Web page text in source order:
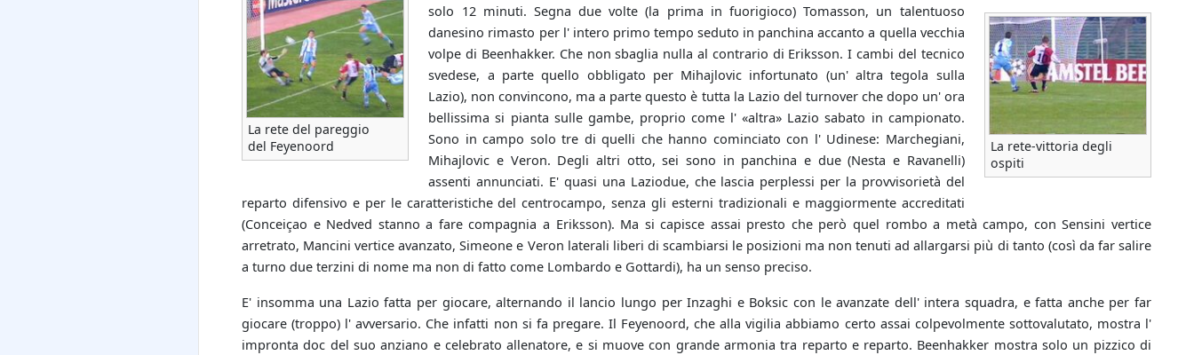
La rete del pareggio
del Feyenoord
La rete-vittoria degli
ospiti
solo 12 minuti. Segna due volte (la prima in fuorigioco) Tomasson, un talentuoso
danesino rimasto per l' intero primo tempo seduto in panchina accanto a quella vecchia
volpe di Beenhakker. Che non sbaglia nulla al contrario di Eriksson. I cambi del tecnico
svedese, a parte quello obbligato per Mihajlovic infortunato (un' altra tegola sulla
Lazio), non convincono, ma a parte questo è tutta la Lazio del turnover che dopo un' ora
bellissima si pianta sulle gambe, proprio come l' «altra» Lazio sabato in campionato.
Sono in campo solo tre di quelli che hanno cominciato con l' Udinese: Marchegiani,
Mihajlovic e Veron. Degli altri otto, sei sono in panchina e due (Nesta e Ravanelli)
assenti annunciati. E' quasi una Laziodue, che lascia perplessi per la provvisorietà del
reparto difensivo e per le caratteristiche del centrocampo, senza gli esterni tradizionali e maggiormente accreditati
(Conceiçao e Nedved stanno a fare compagnia a Eriksson). Ma si capisce assai presto che però quel rombo a metà campo, con Sensini vertice
arretrato, Mancini vertice avanzato, Simeone e Veron laterali liberi di scambiarsi le posizioni ma non tenuti ad allargarsi più di tanto (così da far salire
a turno due terzini di nome ma non di fatto come Lombardo e Gottardi), ha un senso preciso.
E' insomma una Lazio fatta per giocare, alternando il lancio lungo per Inzaghi e Boksic con le avanzate dell' intera squadra, e fatta anche per far
giocare (troppo) l' avversario. Che infatti non si fa pregare. Il Feyenoord, che alla vigilia abbiamo certo assai colpevolmente sottovalutato, mostra l'
impronta doc del suo anziano e celebrato allenatore, e si muove con grande armonia tra reparto e reparto. Beenhakker mostra solo un pizzico di